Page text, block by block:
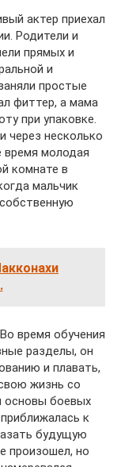
актер приехал
Родители и
прямых и
и
простые
фиттер, а мама
при упаковке.
через несколько
время молодая
комнате в
мальчик
время обучения
разделы, он
и плавать,
жизнь со
основы боевых
к
будущую
произошел, но